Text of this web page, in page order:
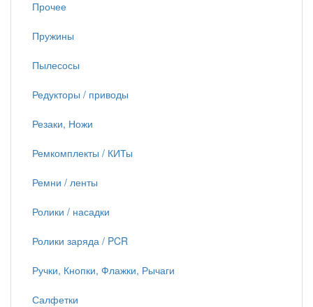
Прочее
Пружины
Пылесосы
Редукторы / приводы
Резаки, Ножи
Ремкомплекты / КИТы
Ремни / ленты
Ролики / насадки
Ролики заряда / PCR
Ручки, Кнопки, Флажки, Рычаги
Салфетки